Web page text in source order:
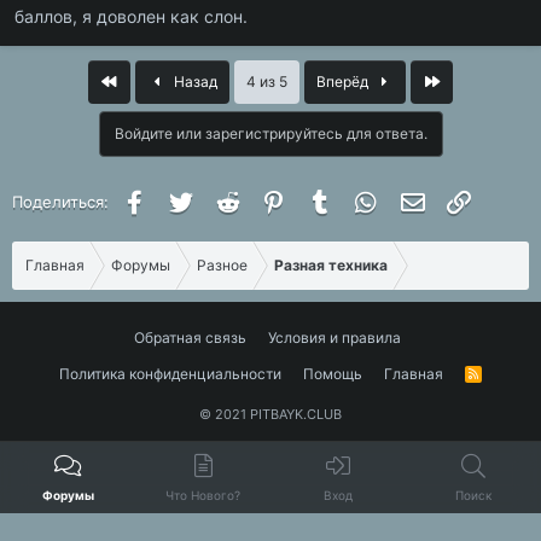
баллов, я доволен как слон.
Назад 4 из 5 Вперёд Last
Войдите или зарегистрируйтесь для ответа.
Поделиться: FacebookTwitter Reddit PinterestTumblr WhatsAppЭлектронная
Главная Форумы Разное Разная техника
Обратная связь
Условия и правила
Политика конфиденциальности
Помощь Главная
R
© 2021 PITBAYK.CLUB
Форумы Что Нового? Вход Поиск